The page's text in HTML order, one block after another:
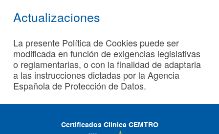
Actualizaciones
La presente Política de Cookies puede ser
modificada en función de exigencias legislativas
o reglamentarias, o con la finalidad de adaptarla
a las instrucciones dictadas por la Agencia
Española de Protección de Datos.
Certificados Clínica CEMTRO